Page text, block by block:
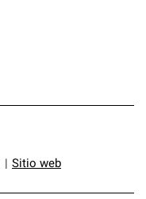
Sitio web